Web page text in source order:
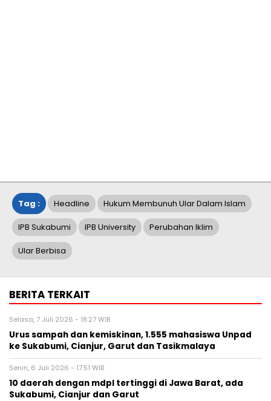
Tag : Headline Hukum Membunuh Ular Dalam Islam
IPB Sukabumi IPB University Perubahan Iklim
Ular Berbisa
BERITA TERKAIT
Selasa, 7 Juli 2026 - 18:27 WIB
Urus sampah dan kemiskinan, 1.555 mahasiswa Unpad
ke Sukabumi, Cianjur, Garut dan Tasikmalaya
Senin, 6 Juli 2026 - 17:51 WIB
10 daerah dengan mdpl tertinggi di Jawa Barat, ada
Sukabumi, Cianjur dan Garut